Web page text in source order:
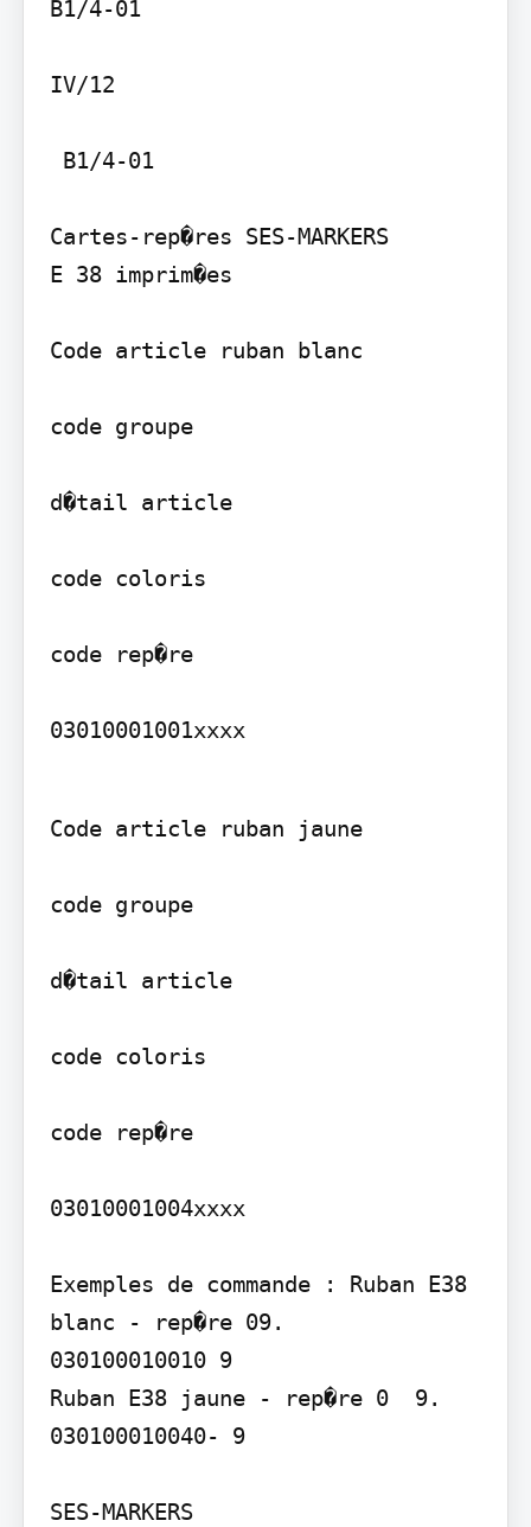
B1/4-01
IV/12
Cartes-rep�res SES-MARKERS
E 38 imprim�es
Code article ruban blanc
code groupe
d�tail article
code coloris
code rep�re
03010001001xxxx
Code article ruban jaune
code groupe
d�tail article
code coloris
code rep�re
03010001004xxxx
Exemples de commande : Ruban E38
blanc - rep�re 09.
030100010010 9
Ruban E38 jaune - rep�re 0  9.
030100010040- 9
SES-MARKERS